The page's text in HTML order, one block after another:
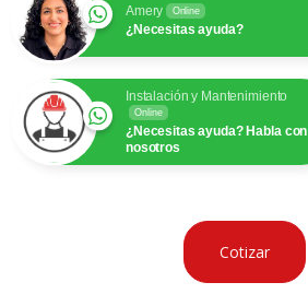
Amery Online
¿Necesitas ayuda?
Instalación y Mantenimiento
Online
¿Necesitas ayuda? Habla con
nosotros
Cotizar